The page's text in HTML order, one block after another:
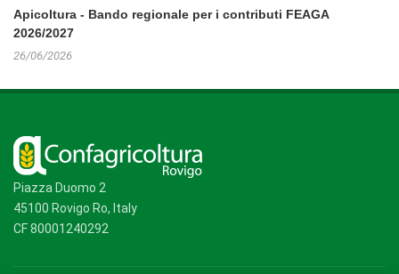
Apicoltura - Bando regionale per i contributi FEAGA
2026/2027
26/06/2026
Piazza Duomo 2
45100 Rovigo Ro, Italy
CF 80001240292